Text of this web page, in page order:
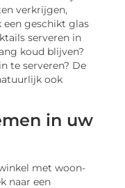
verkrijgen,
een geschikt glas
serveren in
koud blijven?
te serveren? De
ook
in uw
met woon-
naar een